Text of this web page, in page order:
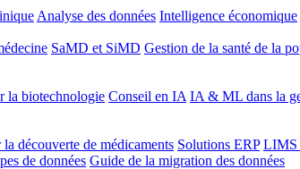
Analyse des données Intelligence économique
SaMD et SiMD Gestion de la santé de la
la biotechnologie Conseil en IA IA & ML dans la
découverte de médicaments Solutions ERP LIMS
de données Guide de la migration des données